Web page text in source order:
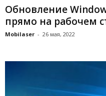
Обновление
прямо на рабочем
Mobilaser - 26 мая, 2022